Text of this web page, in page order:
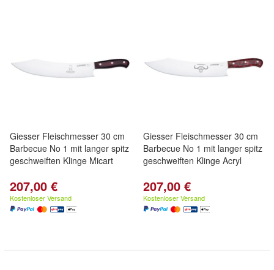
Giesser Fleischmesser 30 cm
Barbecue No 1 mit langer spitz
geschweiften Klinge Micart
207,00 €
Kostenloser Versand
Giesser Fleischmesser 30 cm
Barbecue No 1 mit langer spitz
geschweiften Klinge Acryl
207,00 €
Kostenloser Versand